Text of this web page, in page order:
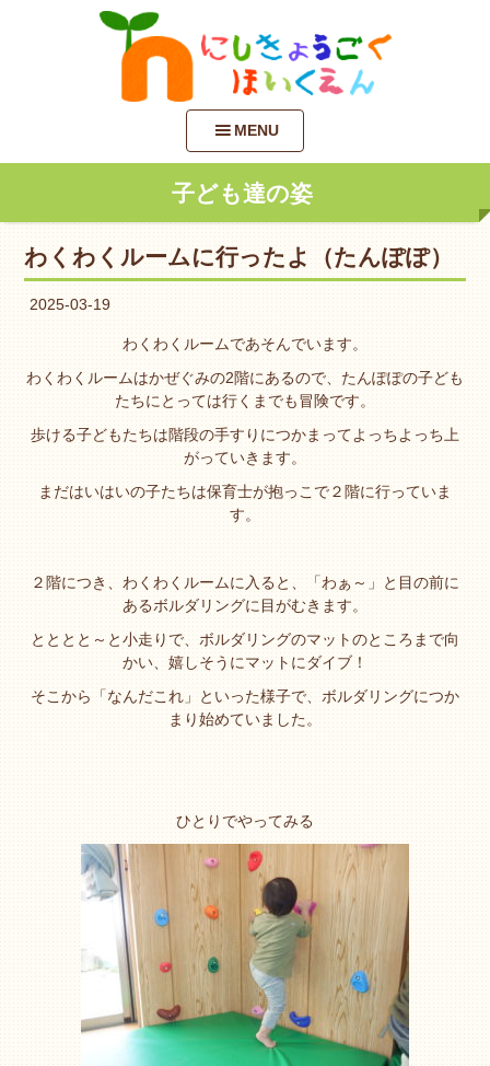
MENU
子ども達の姿
わくわくルームに行ったよ（たんぽぽ）
2025-03-19
わくわくルームであそんでいます。
わくわくルームはかぜぐみの2階にあるので、たんぽぽの子ども
たちにとっては行くまでも冒険です。
歩ける子どもたちは階段の手すりにつかまってよっちよっち上
がっていきます。
まだはいはいの子たちは保育士が抱っこで２階に行っていま
す。
２階につき、わくわくルームに入ると、「わぁ～」と目の前に
あるボルダリングに目がむきます。
とととと～と小走りで、ボルダリングのマットのところまで向
かい、嬉しそうにマットにダイブ！
そこから「なんだこれ」といった様子で、ボルダリングにつか
まり始めていました。
ひとりでやってみる